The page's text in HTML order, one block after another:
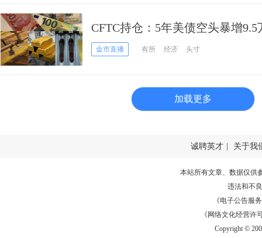
CFTC持仓：5年美债空头暴增
金疯抢，2024年最大宏观分歧已
金市直播 有所 经济 头寸
加载更多
诚聘英才 关于我
本站所有文章、数据仅供
违法和不
《电子公告服务
《网络文化经营许
Copyright ©